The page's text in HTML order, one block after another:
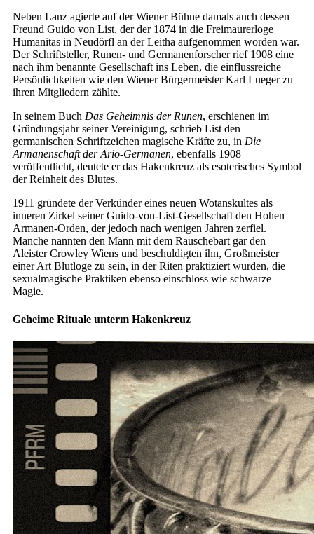
Neben Lanz agierte auf der Wiener Bühne damals auch dessen
Freund Guido von List, der der 1874 in die Freimaurerloge
Humanitas in Neudörfl an der Leitha aufgenommen worden war.
Der Schriftsteller, Runen- und Germanenforscher rief 1908 eine
nach ihm benannte Gesellschaft ins Leben, die einflussreiche
Persönlichkeiten wie den Wiener Bürgermeister Karl Lueger zu
ihren Mitgliedern zählte.
In seinem Buch Das Geheimnis der Runen, erschienen im
Gründungsjahr seiner Vereinigung, schrieb List den
germanischen Schriftzeichen magische Kräfte zu, in Die
Armanenschaft der Ario-Germanen, ebenfalls 1908
veröffentlicht, deutete er das Hakenkreuz als esoterisches Symbol
der Reinheit des Blutes.
1911 gründete der Verkünder eines neuen Wotanskultes als
inneren Zirkel seiner Guido-von-List-Gesellschaft den Hohen
Armanen-Orden, der jedoch nach wenigen Jahren zerfiel.
Manche nannten den Mann mit dem Rauschebart gar den
Aleister Crowley Wiens und beschuldigten ihn, Großmeister
einer Art Blutloge zu sein, in der Riten praktiziert wurden, die
sexualmagische Praktiken ebenso einschloss wie schwarze
Magie.
Geheime Rituale unterm Hakenkreuz